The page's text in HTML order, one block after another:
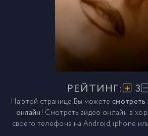
РЕЙТИНГ: 3
На этой странице Вы можете смотреть
онлайн! Смотреть видео онлайн в
своего телефона на Android, iphone